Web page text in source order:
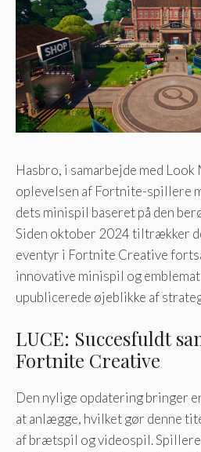
Hasbro, i samarbejde med
oplevelsen af ​​Fortnite-spillere
dets minispil baseret på den
Siden oktober 2024 tiltrækker
eventyr i Fortnite Creative
innovative minispil og
upublicerede øjeblikke af
LUCE: Succesfuldt
Fortnite Creative
Den nylige opdatering bringer
at anlægge, hvilket gør denne
af brætspil og videospil. Spillere